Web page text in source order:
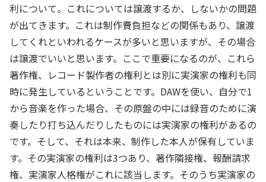
利について。これについては譲渡するか、しないかの問題
が出てきます。これは制作費負担などの関係もあり、譲渡
してくれといわれるケースが多いと思いますが、その場合
は譲渡でいいと思います。ここで重要になるのが、これら
著作権、レコード製作者の権利とは別に実演家の権利も同
時に発生しているということです。DAWを使い、自分で1
から音楽を作った場合、その原盤の中には録音のために演
奏したり打ち込んだりしたものには実演家の権利があるの
です。そして、それは本来、制作した本人が保有していま
す。その実演家の権利は3つあり、著作隣接権、報酬請求
権、実演家人格権がこれに該当します。そのうち実演家の